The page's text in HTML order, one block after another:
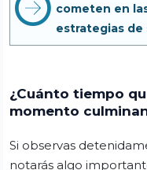
cometen en
estrategias de
¿Cuánto tiempo
momento
Si observas
notarás algo